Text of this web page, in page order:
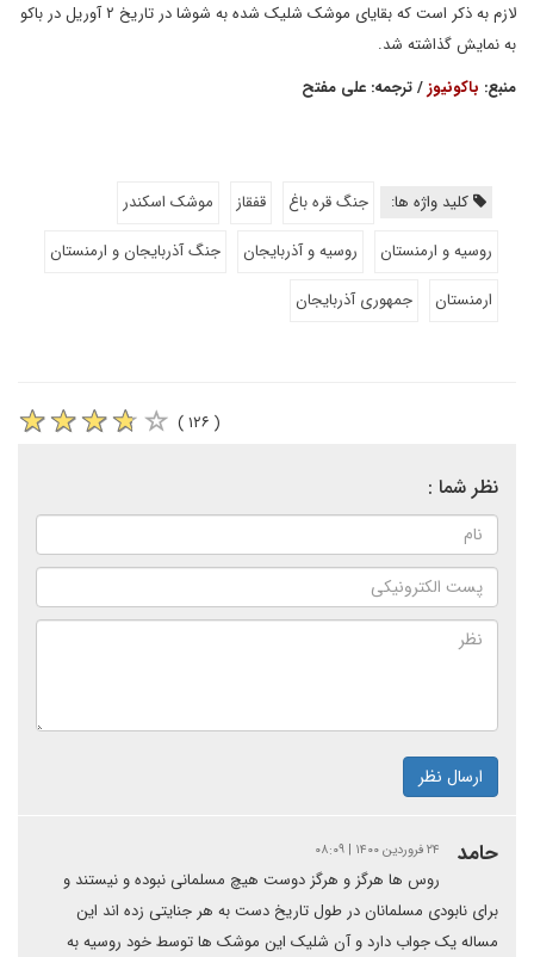
لازم به ذکر است که بقایای موشک شلیک شده به شوشا در تاریخ ۲ آوریل در باکو
به نمایش گذاشته شد.
منبع: باکونیوز/ ترجمه: علی مفتح
کلید واژه ها: جنگ قره باغ قفقاز
موشک اسکندر
روسیه و ارمنستان
روسیه و آذربایجان
جنگ آذربایجان و ارمنستان
ارمنستان
جمهوری آذربایجان
( ۱۲۶ )
نظر شما :
ارسال نظر
حامد ۲۴ فروردین ۱۴۰۰ | ۰۸:۰۹
روس ها هرگز و هرگز دوست هیچ مسلمانی نبوده و نیستند و
برای نابودی مسلمانان در طول تاریخ دست به هر جنایتی زده اند این
مساله یک جواب دارد و آن شلیک این موشک ها توسط خود روسیه به